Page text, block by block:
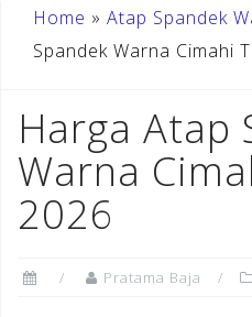
Home » Atap Spandek
Spandek Warna Cimahi
Harga Atap
Warna
2026
Pratama Baja